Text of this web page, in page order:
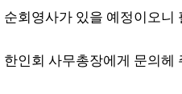
순회영사가 있을 예정이오니
한인회 사무총장에게 문의헤